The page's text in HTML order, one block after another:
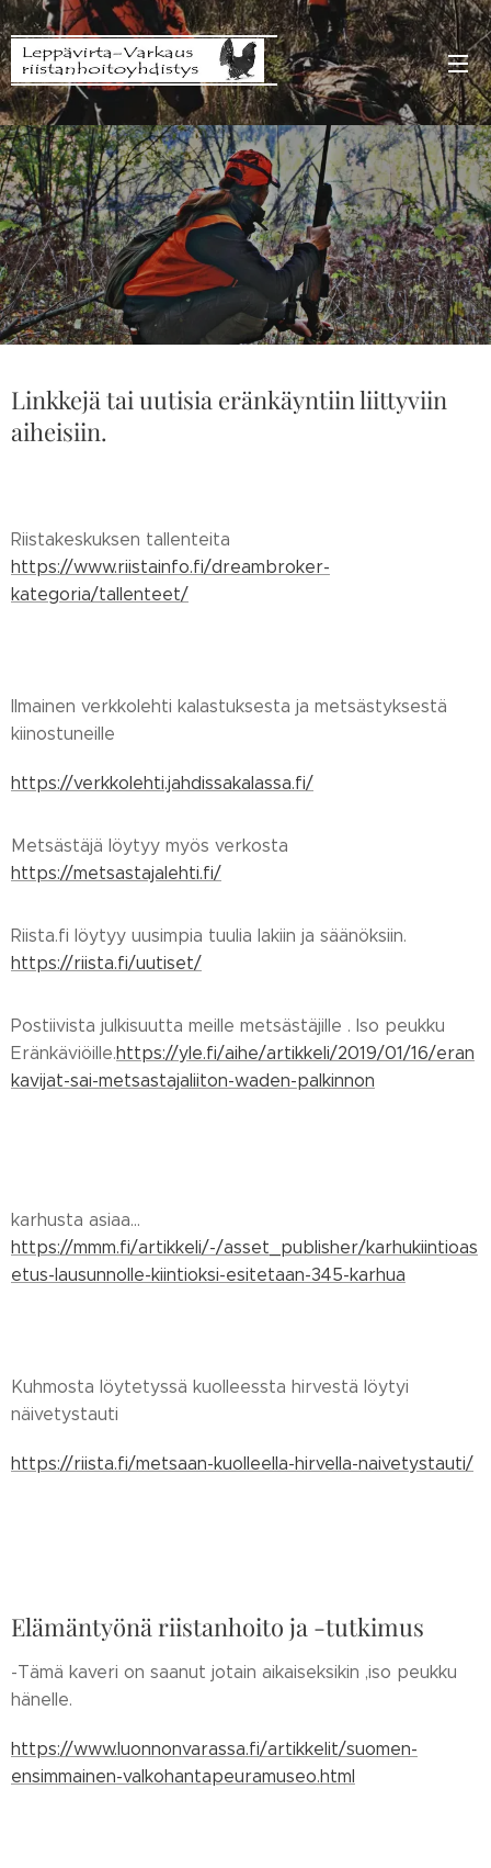
Linkkejä tai uutisia eränkäyntiin liittyviin
aiheisiin.
Riistakeskuksen tallenteita
https://www.riistainfo.fi/dreambroker-
kategoria/tallenteet/
Ilmainen verkkolehti kalastuksesta ja metsästyksestä
kiinostuneille
https://verkkolehti.jahdissakalassa.fi/
Metsästäjä löytyy myös verkosta
https://metsastajalehti.fi/
Riista.fi löytyy uusimpia tuulia lakiin ja säänöksiin.
https://riista.fi/uutiset/
Postiivista julkisuutta meille metsästäjille . Iso peukku
Eränkäviöille.https://yle.fi/aihe/artikkeli/2019/01/16/eran
kavijat-sai-metsastajaliiton-waden-palkinnon
karhusta asiaa...
https://mmm.fi/artikkeli/-/asset_publisher/karhukiintioas
etus-lausunnolle-kiintioksi-esitetaan-345-karhua
Kuhmosta löytetyssä kuolleessta hirvestä löytyi
näivetystauti
https://riista.fi/metsaan-kuolleella-hirvella-naivetystauti/
Elämäntyönä riistanhoito ja -tutkimus
-Tämä kaveri on saanut jotain aikaiseksikin ,iso peukku
hänelle.
https://www.luonnonvarassa.fi/artikkelit/suomen-
ensimmainen-valkohantapeuramuseo.html